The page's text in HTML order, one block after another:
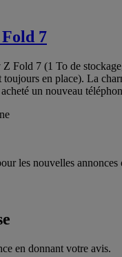
7
Z Fold 7 (1 To de
en place). La
un nouveau
les nouvelles annonces
en donnant votre avis.